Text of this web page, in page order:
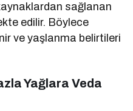
sağlanan
edilir. Böylece
ve yaşlanma belirtileri
Yağlara Veda